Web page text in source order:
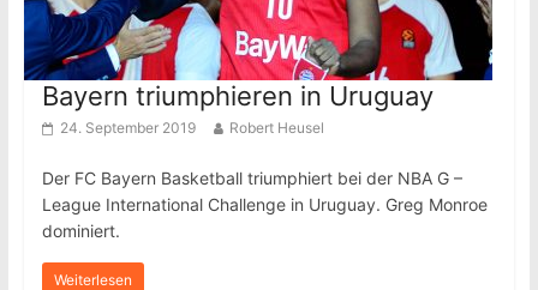
Bayern triumphieren in Uruguay
24. September 2019 Robert Heusel
Der FC Bayern Basketball triumphiert bei der NBA G –
League International Challenge in Uruguay. Greg Monroe
dominiert.
Weiterlesen